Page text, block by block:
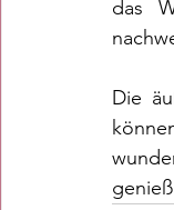
das
Die